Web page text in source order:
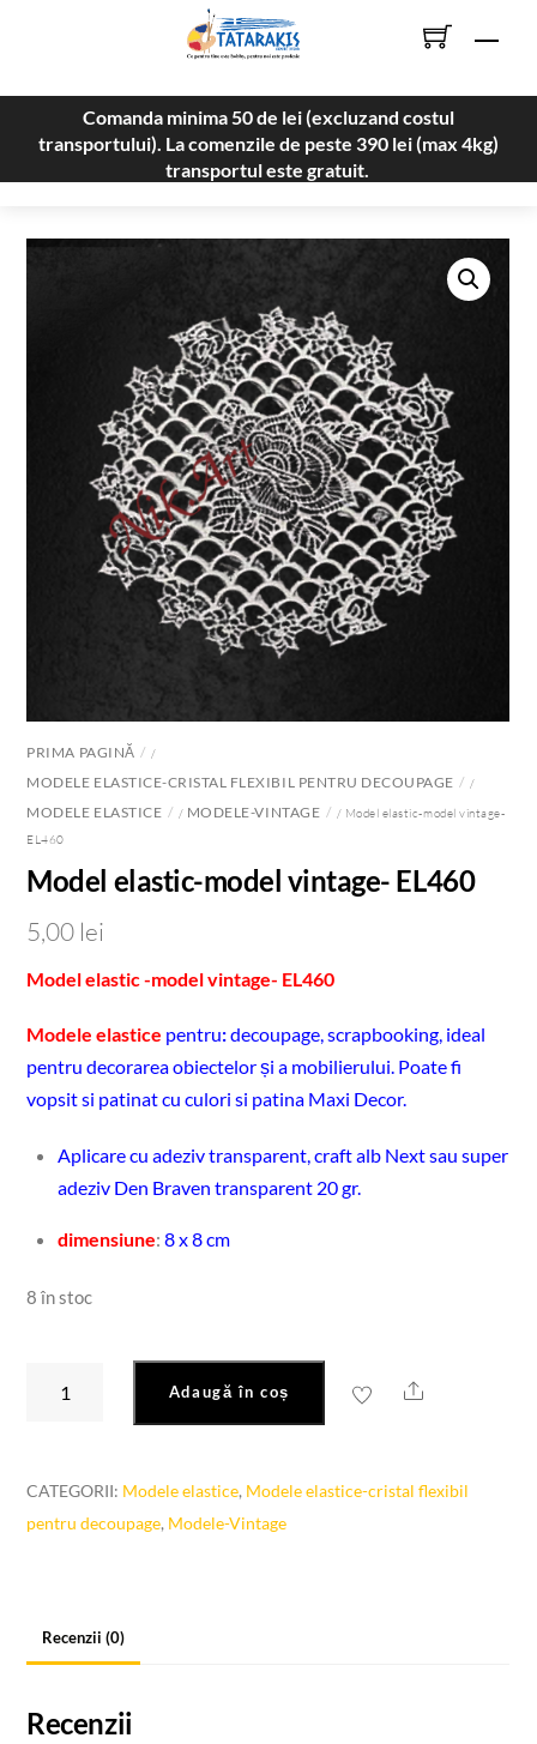
Comanda minima 50 de lei (excluzand costul
transportului). La comenzile de peste 390 lei (max 4kg)
transportul este gratuit.
PRIMA PAGINĂ /
MODELE ELASTICE-CRISTAL FLEXIBIL PENTRU DECOUPAGE /
MODELE ELASTICE / MODELE-VINTAGE
/ Model elastic-model vintage-
EL460
Model elastic-model vintage- EL460
5,00 lei
Model elastic -model vintage- EL460
Modele elastice pentru:decoupage, scrapbooking, ideal
pentru decorarea obiectelor și a mobilierului. Poate fi
vopsit si patinat cu culori si patina Maxi Decor.
Aplicare cu adeziv transparent, craft alb Next sau super
adeziv Den Braven transparent 20 gr.
dimensiune: 8 x 8 cm
8 în stoc
Adaugă în coș Share
CATEGORII: Modele elastice, Modele elastice-cristal flexibil
pentru decoupage, Modele-Vintage
Recenzii (0)
Recenzii